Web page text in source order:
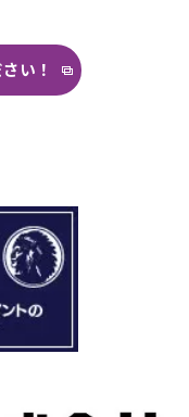
せんでした。
してほしいと
んにたどり着
でヒビや1箇所
でしたが、こ
瓦の差し替え
い！